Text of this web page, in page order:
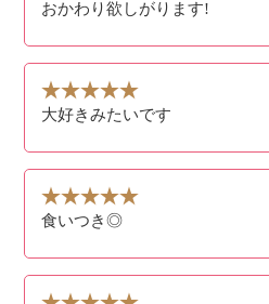
おかわり欲しがります!
大好きみたいです
食いつき◎